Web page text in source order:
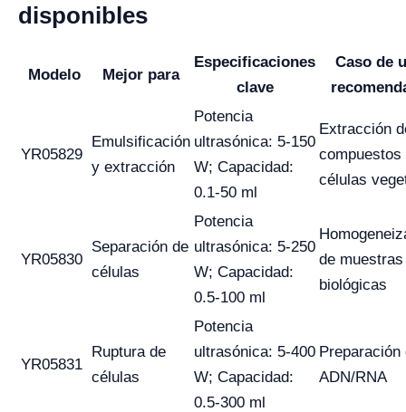
disponibles
Modelo Mejor para
Especificaciones
clave
Caso de
YR05829
Emulsificación
y extracción
Potencia
ultrasónica: 5-150
W; Capacidad:
0.1-50 ml
Extracción
compuestos
células
YR05830
Separación de
células
Potencia
ultrasónica: 5-250
W; Capacidad:
0.5-100 ml
de muestras
biológicas
YR05831
Ruptura de
células
Potencia
ultrasónica: 5-400
W; Capacidad:
0.5-300 ml
Preparación
ADN/RNA